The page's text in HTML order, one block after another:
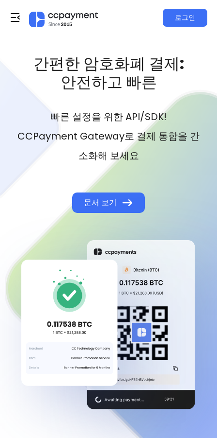
로그인
간편한 암호화폐 결제:
안전하고 빠른
빠른 설정을 위한 API/SDK!
CCPayment Gateway로 결제 통합을 간
소화해 보세요
문서 보기